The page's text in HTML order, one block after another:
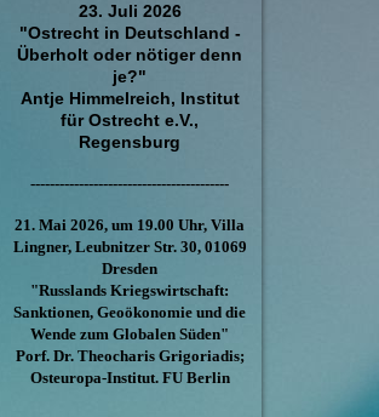
23. Juli 2026
"Ostrecht in Deutschland -
Überholt oder nötiger denn
je?"
Antje Himmelreich, Institut
für Ostrecht e.V.,
Regensburg
-----------------------------------------
21. Mai 2026, um 19.00 Uhr, Villa
Lingner, Leubnitzer Str. 30, 01069
Dresden
"Russlands Kriegswirtschaft:
Sanktionen, Geoökonomie und die
Wende zum Globalen Süden"
Porf. Dr. Theocharis Grigoriadis;
Osteuropa-Institut. FU Berlin